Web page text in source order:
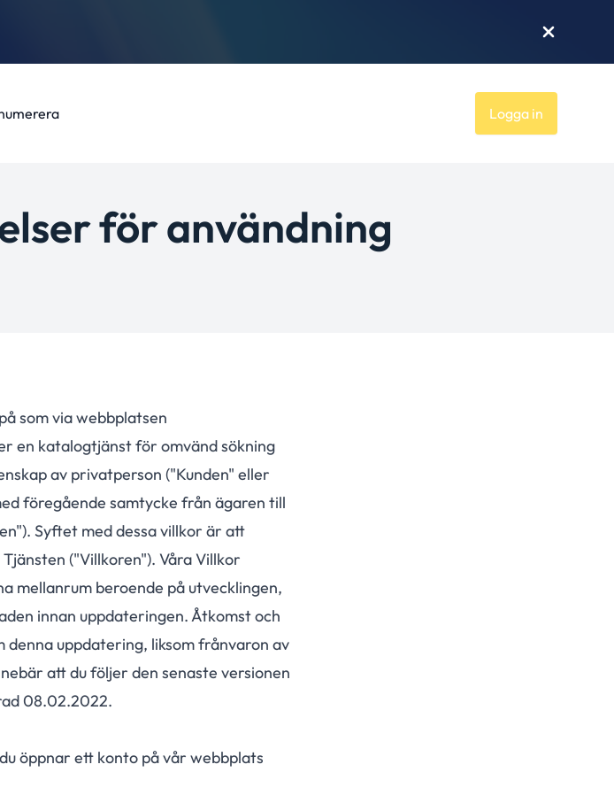
Logga in
för användning
som via webbplatsen
en katalogtjänst för omvänd sökning
av privatperson ("Kunden" eller
föregående samtycke från ägaren till
Syftet med dessa villkor är att
("Villkoren"). Våra Villkor
mellanrum beroende på utvecklingen,
innan uppdateringen. Åtkomst och
uppdatering, liksom frånvaron av
att du följer den senaste versionen
08.02.2022.
öppnar ett konto på vår webbplats